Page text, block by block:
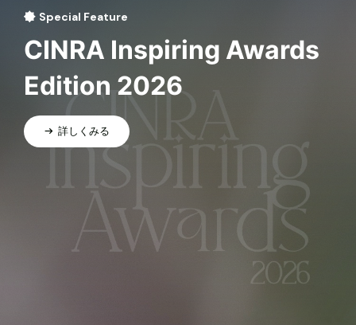
Special Feature
CINRA Inspiring Awards
Edition 2026
詳しくみる